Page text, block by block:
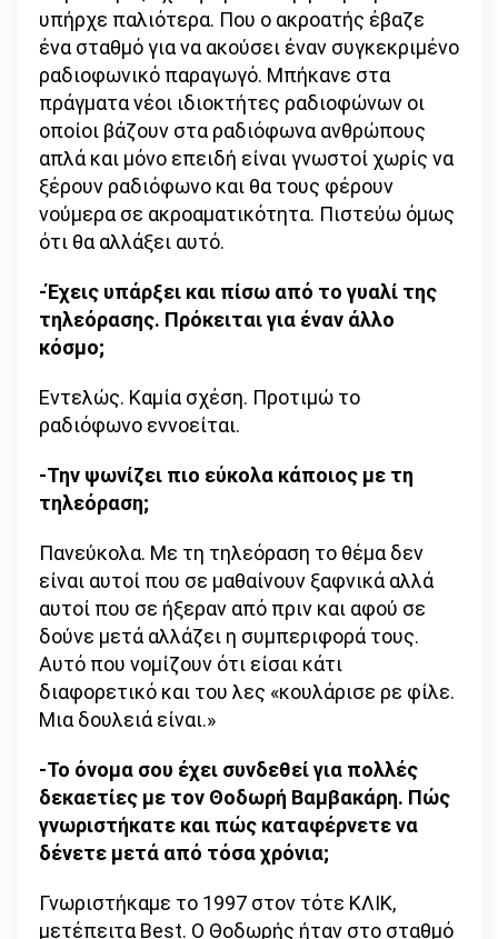
υπήρχε παλιότερα. Που ο ακροατής έβαζε
ένα σταθμό για να ακούσει έναν συγκεκριμένο
ραδιοφωνικό παραγωγό. Μπήκανε στα
πράγματα νέοι ιδιοκτήτες ραδιοφώνων οι
οποίοι βάζουν στα ραδιόφωνα ανθρώπους
απλά και μόνο επειδή είναι γνωστοί χωρίς να
ξέρουν ραδιόφωνο και θα τους φέρουν
νούμερα σε ακροαματικότητα. Πιστεύω όμως
ότι θα αλλάξει αυτό.
-Έχεις υπάρξει και πίσω από το γυαλί της
τηλεόρασης. Πρόκειται για έναν άλλο
κόσμο;
Εντελώς. Καμία σχέση. Προτιμώ το
ραδιόφωνο εννοείται.
-Την ψωνίζει πιο εύκολα κάποιος με τη
τηλεόραση;
Πανεύκολα. Με τη τηλεόραση το θέμα δεν
είναι αυτοί που σε μαθαίνουν ξαφνικά αλλά
αυτοί που σε ήξεραν από πριν και αφού σε
δούνε μετά αλλάζει η συμπεριφορά τους.
Αυτό που νομίζουν ότι είσαι κάτι
διαφορετικό και του λες «κουλάρισε ρε φίλε.
Μια δουλειά είναι.»
-Το όνομα σου έχει συνδεθεί για πολλές
δεκαετίες με τον Θοδωρή Βαμβακάρη. Πώς
γνωριστήκατε και πώς καταφέρνετε να
δένετε μετά από τόσα χρόνια;
Γνωριστήκαμε το 1997 στον τότε ΚΛΙΚ,
μετέπειτα Best. O Θοδωρής ήταν στο σταθμό